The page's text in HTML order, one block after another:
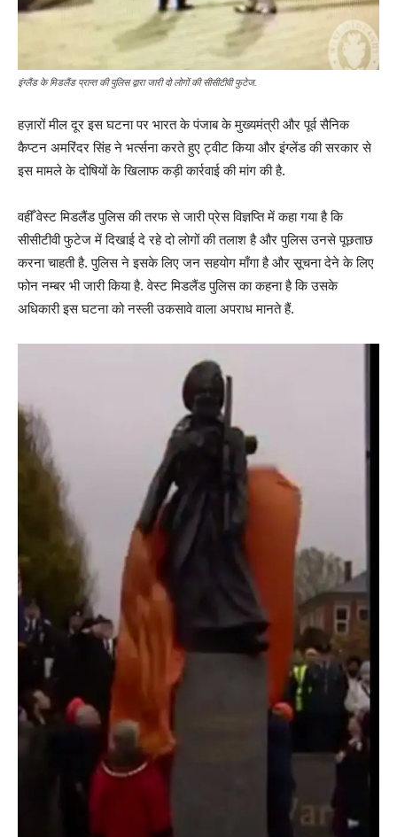
इंग्लैंड के मिडलैंड प्रान्त की पुलिस द्वारा जारी दो लोगों की सीसीटीवी फुटेज.
हज़ारों मील दूर इस घटना पर भारत के पंजाब के मुख्यमंत्री और पूर्व सैनिक
कैप्टन अमरिंदर सिंह ने भर्त्सना करते हुए ट्वीट किया और इंग्लेंड की सरकार से
इस मामले के दोषियों के खिलाफ कड़ी कार्रवाई की मांग की है.
वहीँ वेस्ट मिडलैंड पुलिस की तरफ से जारी प्रेस विज्ञप्ति में कहा गया है कि
सीसीटीवी फुटेज में दिखाई दे रहे दो लोगों की तलाश है और पुलिस उनसे पूछताछ
करना चाहती है. पुलिस ने इसके लिए जन सहयोग माँगा है और सूचना देने के लिए
फोन नम्बर भी जारी किया है. वेस्ट मिडलैंड पुलिस का कहना है कि उसके
अधिकारी इस घटना को नस्ली उकसावे वाला अपराध मानते हैं.